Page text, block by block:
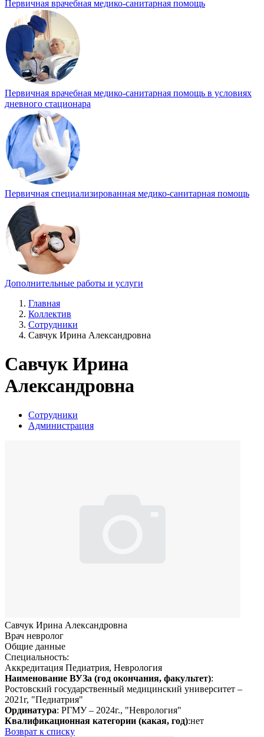
Первичная врачебная медико-санитарная помощь
Первичная врачебная медико-санитарная помощь в условиях
дневного стационара
Первичная специализированная медико-санитарная помощь
Дополнительные работы и услуги
Главная
Коллектив
Сотрудники
Савчук Ирина Александровна
Савчук Ирина
Александровна
Сотрудники
Администрация
Савчук Ирина Александровна
Врач невролог
Общие данные
Специальность:
Аккредитация Педиатрия, Неврология
Наименование ВУЗа (год окончания, факультет):
Ростовский государственный медицинский университет –
2021г, "Педиатрия"
Ординатура: РГМУ – 2024г., "Неврология"
Квалификационная категории (какая, год):нет
Возврат к списку